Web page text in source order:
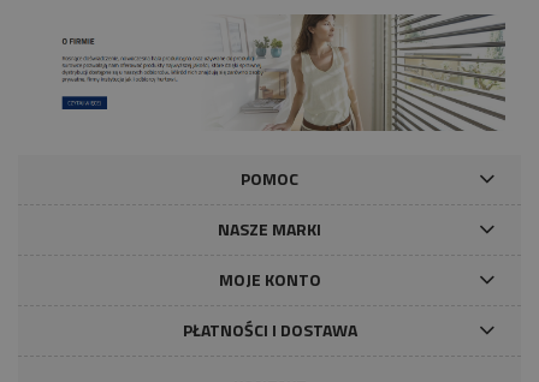
POMOC
NASZE MARKI
MOJE KONTO
PŁATNOŚCI I DOSTAWA